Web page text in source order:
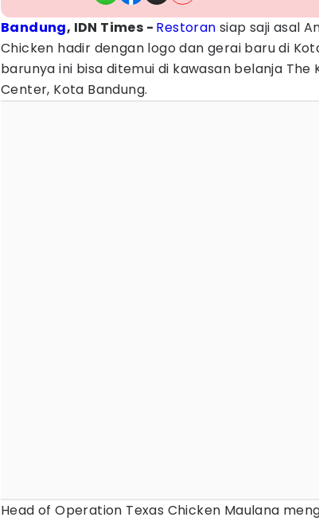
Bandung, IDN Times - Restoran siap saji asal
Chicken hadir dengan logo dan gerai baru di
barunya ini bisa ditemui di kawasan belanja The
Center, Kota Bandung.
Head of Operation Texas Chicken Maulana